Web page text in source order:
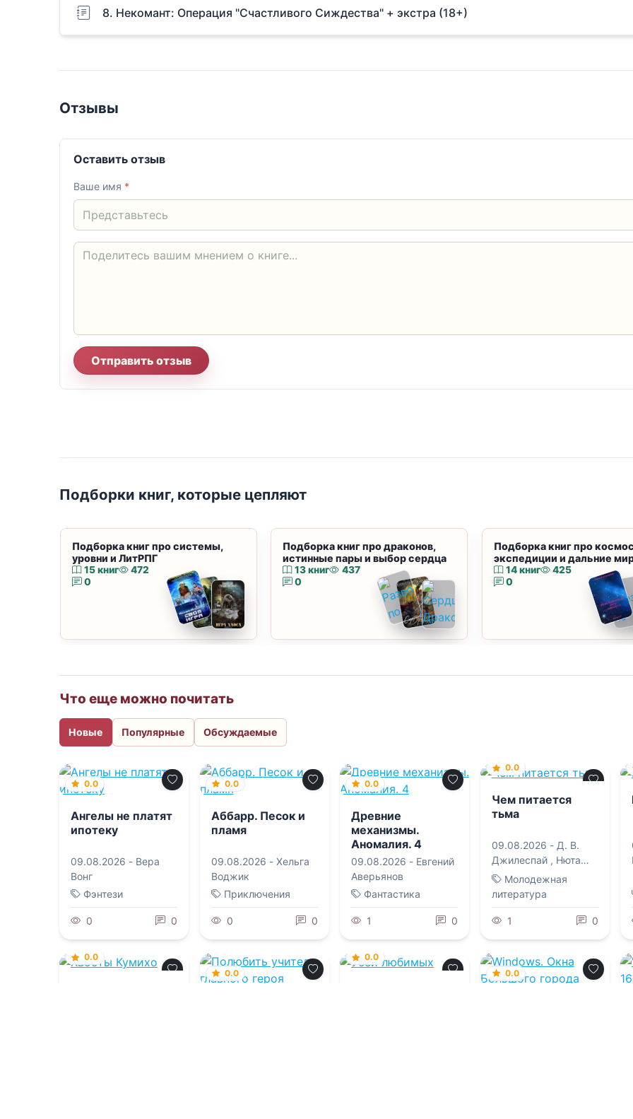
8. Некомант: Операция "Счастливого Сиждества" + экстра (18+)
Отзывы
Оставить отзыв
Ваше имя *
Отправить отзыв
Подборки книг, которые цепляют
Подборка книг про системы,
уровни и ЛитРПГ
15 книг
472
0
Подборка книг про драконов,
истинные пары и выбор сердца
13 книг
437
0
Подборка книг про
экспедиции и дальние
14 книг
425
0
Что еще можно почитать
Новые Популярные Обсуждаемые
0.0
Ангелы не платят
ипотеку
09.08.2026 - Вера
Вонг
Фэнтези
0 0
0.0
Аббарр. Песок и
пламя
09.08.2026 - Хельга
Воджик
Приключения
0 0
0.0
Древние
механизмы.
Аномалия. 4
09.08.2026 - Евгений
Аверьянов
Фантастика
1 0
0.0
Чем питается
тьма
09.08.2026 - Д. В.
Джилеспай , Нюта
Колесникова
Молодежная
литература
1 0
0.0
0.0
0.0
0.0